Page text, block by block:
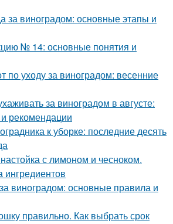
за виноградом: основные этапы и
№ 14: основные понятия и
по уходу за виноградом: весенние
за виноградом в августе:
рекомендации
к уборке: последние десять
с лимоном и чесноком.
ингредиентов
виноградом: основные правила и
правильно. Как выбрать срок